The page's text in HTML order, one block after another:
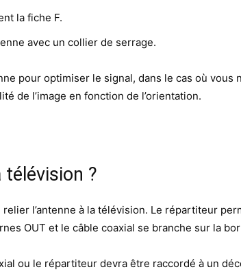
la fiche F.
avec un collier de serrage.
pour optimiser le signal, dans le cas où vous
de l’image en fonction de l’orientation.
télévision ?
l’antenne à la télévision. Le répartiteur
OUT et le câble coaxial se branche sur la
ou le répartiteur devra être raccordé à un